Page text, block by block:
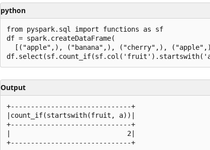
python
from pyspark.sql import functions as sf
df = spark.createDataFrame(
[("apple",), ("banana",), ("cherry",),
Output
+------------------------------+
|count_if(startswith(fruit, a))|
+------------------------------+
|                             2|